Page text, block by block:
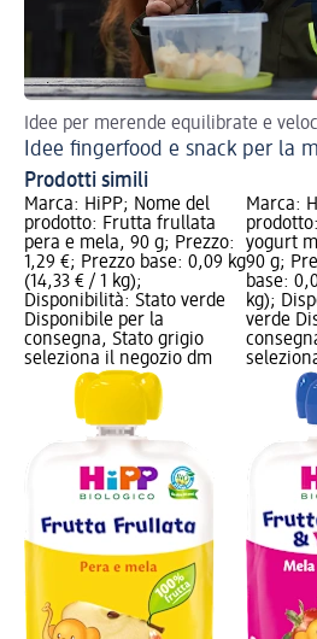
Idee per merende equilibrate e
Idee fingerfood e snack per la
Prodotti simili
Marca: HiPP; Nome del
prodotto: Frutta frullata
pera e mela, 90 g; Prezzo:
1,29 €; Prezzo base: 0,09 kg
(14,33 € / 1 kg);
Disponibilità: Stato verde
Disponibile per la
consegna, Stato grigio
seleziona il negozio dm
Marca:
yogurt
90 g;
base:
kg);
verde